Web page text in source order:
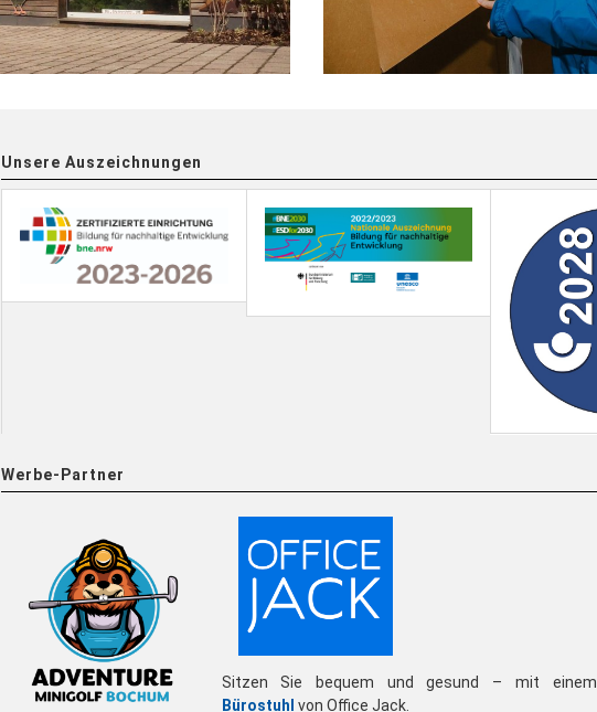
Unsere Auszeichnungen
Werbe-Partner
Sitzen Sie bequem und gesund – mit einem
Bürostuhl von Office Jack.